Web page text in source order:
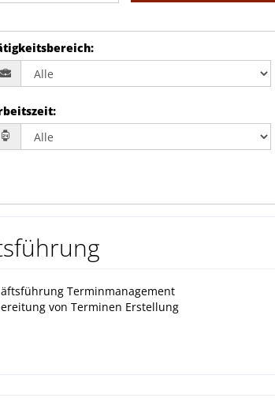
:
:
Terminmanagement
von Terminen Erstellung